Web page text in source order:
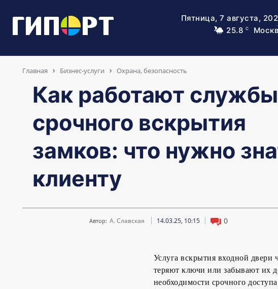
Пятница, 7 августа,
25.8 C
Главная Бизнес-услуги Охрана, безопасность
Как работают службы
срочного вскрытия
замков: что нужно
клиенту
Автор: А. Славская 14.03.25, 10:15 0
Услуга вскрытия входной двери
теряют ключи или забывают их
необходимости срочного